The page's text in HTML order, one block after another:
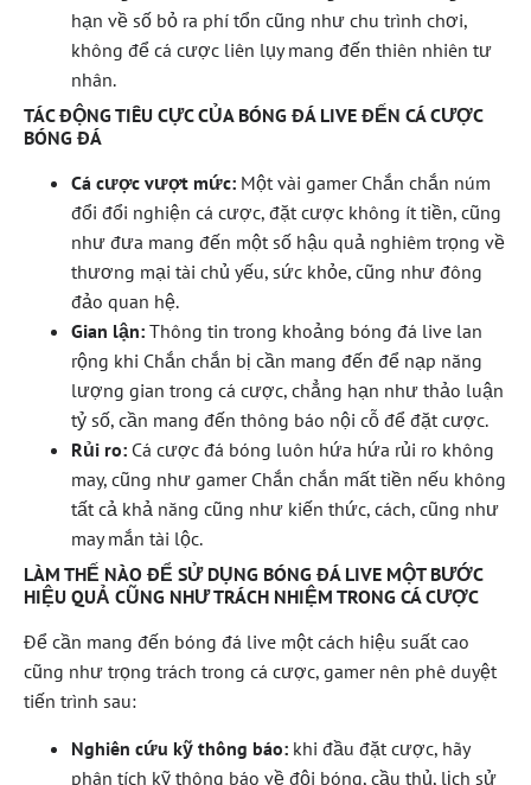
hạn về số bỏ ra phí tổn cũng như chu trình chơi,
không để cá cược liên lụy mang đến thiên nhiên tư
nhân.
TÁC ĐỘNG TIÊU CỰC CỦA BÓNG ĐÁ LIVE ĐẾN CÁ CƯỢC
BÓNG ĐÁ
Cá cược vượt mức: Một vài gamer Chắn chắn núm
đổi đổi nghiện cá cược, đặt cược không ít tiền, cũng
như đưa mang đến một số hậu quả nghiêm trọng về
thương mại tài chủ yếu, sức khỏe, cũng như đông
đảo quan hệ.
Gian lận: Thông tin trong khoảng bóng đá live lan
rộng khi Chắn chắn bị cần mang đến để nạp năng
lượng gian trong cá cược, chẳng hạn như thảo luận
tỷ số, cần mang đến thông báo nội cỗ để đặt cược.
Rủi ro: Cá cược đá bóng luôn hứa hứa rủi ro không
may, cũng như gamer Chắn chắn mất tiền nếu không
tất cả khả năng cũng như kiến thức, cách, cũng như
may mắn tài lộc.
LÀM THẾ NÀO ĐỂ SỬ DỤNG BÓNG ĐÁ LIVE MỘT BƯỚC
HIỆU QUẢ CŨNG NHƯ TRÁCH NHIỆM TRONG CÁ CƯỢC
Để cần mang đến bóng đá live một cách hiệu suất cao
cũng như trọng trách trong cá cược, gamer nên phê duyệt
tiến trình sau:
Nghiên cứu kỹ thông báo: khi đầu đặt cược, hãy
phân tích kỹ thông báo về đội bóng, cầu thủ, lịch sử